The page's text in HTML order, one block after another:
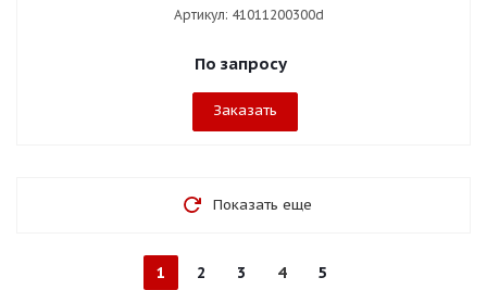
Артикул: 41011200300d
По запросу
Заказать
Показать еще
1 2 3 4 5